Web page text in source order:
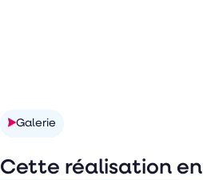
Galerie
Cette réalisation en